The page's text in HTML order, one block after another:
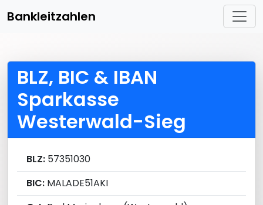
Bankleitzahlen
BLZ, BIC & IBAN
Sparkasse
Westerwald-Sieg
BLZ: 57351030
BIC: MALADE51AKI